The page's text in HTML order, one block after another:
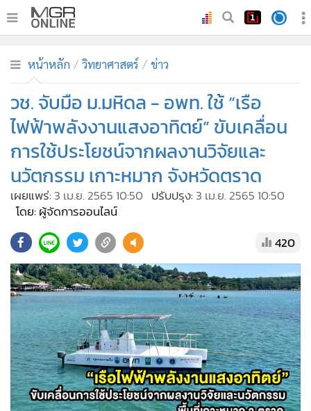
ทันเหตุการณ์
• ภาคใต้
•
ภูมิภาค
Online Section
• บันเทิง
• ผู้จัดการรายวัน
• คอลัมนิสต์
• CbizReview
• Cyber BIZ
• ผู้จัดกวน
•
Good health & Well-being
• Green Innovation & SD
• Management & HR
• MGR Live
• Infographic
หน้าหลัก วิทยาศาสตร์ ข่าว
วช. จับมือ ม.มหิดล - อพท. ใช้ “เรือ
ไฟฟ้าพลังงานแสงอาทิตย์” ขับเคลื่อน
การใช้ประโยชน์จากผลงานวิจัยและ
นวัตกรรม เกาะหมาก จังหวัดตราด
เผยแพร่: 3 เม.ย. 2565 10:50 ปรับปรุง: 3 เม.ย. 2565 10:50
โดย: ผู้จัดการออนไลน์
420